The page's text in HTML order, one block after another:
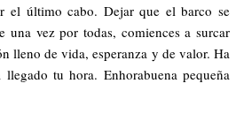
el último cabo. Dejar que el barco se
vez por todas, comiences a surcar
lleno de vida, esperanza y de valor. Ha
tu hora. Enhorabuena pequeña